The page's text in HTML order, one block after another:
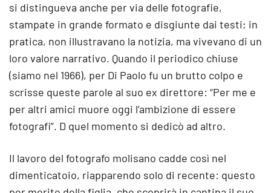
si distingueva anche per via delle fotografie,
stampate in grande formato e disgiunte dai testi; in
pratica, non illustravano la notizia, ma vivevano di un
loro valore narrativo. Quando il periodico chiuse
(siamo nel 1966), per Di Paolo fu un brutto colpo e
scrisse queste parole al suo ex direttore: “Per me e
per altri amici muore oggi l’ambizione di essere
fotografi”. D quel momento si dedicò ad altro.
Il lavoro del fotografo molisano cadde così nel
dimenticatoio, riapparendo solo di recente: questo